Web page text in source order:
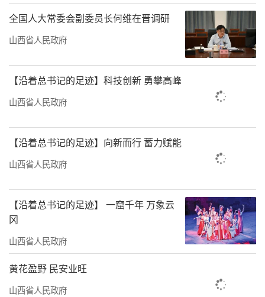
全国人大常委会副委员长何维在晋调研
山西省人民政府
【沿着总书记的足迹】科技创新 勇攀高峰
山西省人民政府
【沿着总书记的足迹】向新而行 蓄力赋能
山西省人民政府
【沿着总书记的足迹】 一窟千年 万象云
冈
山西省人民政府
黄花盈野 民安业旺
山西省人民政府